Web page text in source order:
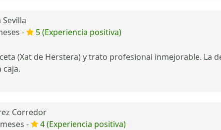
-
5 (Experiencia positiva)
(Xat de Herstera) y trato profesional inmejorable. La
caja.
Corredor
-
4 (Experiencia positiva)